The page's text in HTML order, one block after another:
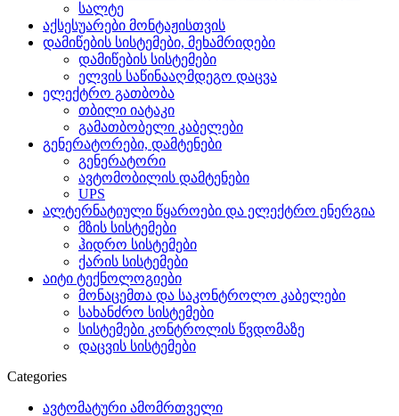
სალტე
აქსესუარები მონტაჟისთვის
დამიწების სისტემები, მეხამრიდები
დამიწების სისტემები
ელვის საწინააღმდეგო დაცვა
ელექტრო გათბობა
თბილი იატაკი
გამათბობელი კაბელები
გენერატორები, დამტენები
გენერატორი
ავტომობილის დამტენები
UPS
ალტერნატიული წყაროები და ელექტრო ენერგია
მზის სისტემები
ჰიდრო სისტემები
ქარის სისტემები
აიტი ტექნოლოგიები
მონაცემთა და საკონტროლო კაბელები
სახანძრო სისტემები
სისტემები კონტროლის წვდომაზე
დაცვის სისტემები
Categories
ავტომატური ამომრთველი